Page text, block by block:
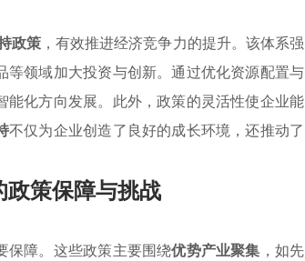
政策，有效推进经济竞争力的提升。该体系强
等领域加大投资与创新。通过优化资源配置与
化方向发展。此外，政策的灵活性使企业能
不仅为企业创造了良好的成长环境，还推动了
策保障与挑战
保障。这些政策主要围绕优势产业聚集 ，如先